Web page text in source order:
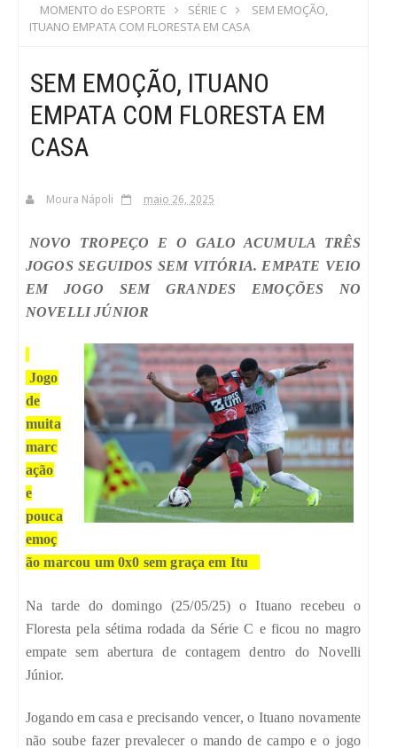
MOMENTO do ESPORTE SÉRIE C
SEM EMOÇÃO,
ITUANO EMPATA COM FLORESTA EM CASA
SEM EMOÇÃO, ITUANO
EMPATA COM FLORESTA EM
CASA
Moura Nápoli maio 26, 2025
NOVO TROPEÇO E O GALO ACUMULA TRÊS
JOGOS SEGUIDOS SEM VITÓRIA. EMPATE VEIO
EM JOGO SEM GRANDES EMOÇÕES NO
NOVELLI JÚNIOR
Jogo
de
muita
marc
ação
e
pouca
emoç
ão marcou um 0x0 sem graça em Itu
Na tarde do domingo (25/05/25) o Ituano recebeu o
Floresta pela sétima rodada da Série C e ficou no magro
empate sem abertura de contagem dentro do Novelli
Júnior.
Jogando em casa e precisando vencer, o Ituano novamente
não soube fazer prevalecer o mando de campo e o jogo